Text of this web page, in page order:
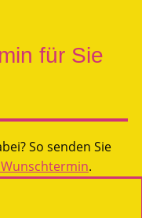
für Sie
So senden Sie
.